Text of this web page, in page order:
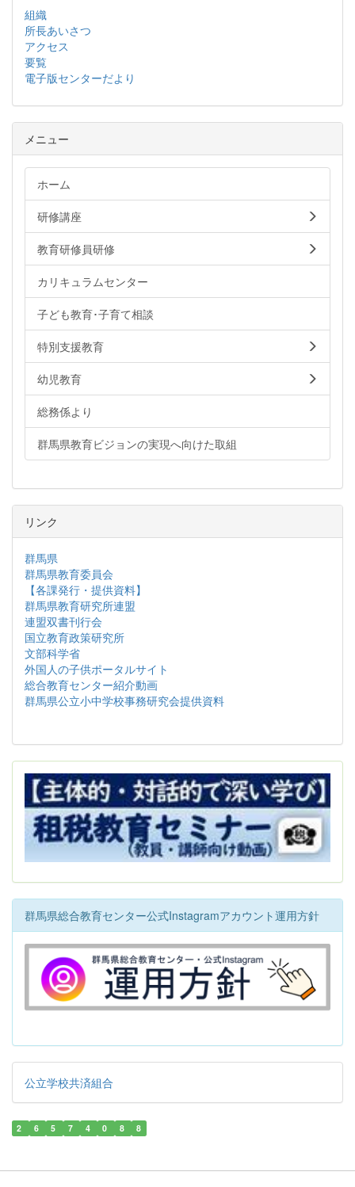
組織
所長あいさつ
アクセス
要覧
電子版センターだより
メニュー
ホーム
研修講座
教育研修員研修
カリキュラムセンター
子ども教育･子育て相談
特別支援教育
幼児教育
総務係より
群馬県教育ビジョンの実現へ向けた取組
リンク
群馬県
群馬県教育委員会
【各課発行・提供資料】
群馬県教育研究所連盟
連盟双書刊行会
国立教育政策研究所
文部科学省
外国人の子供ポータルサイト
総合教育センター紹介動画
群馬県公立小中学校事務研究会提供資料
群馬県総合教育センター公式Instagramアカウント運用方針
公立学校共済組合
2 6 5 7 4 0 8 8